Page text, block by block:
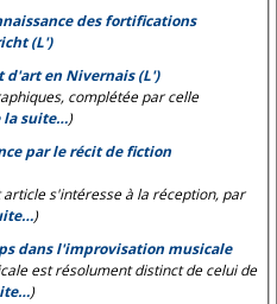
des fortifications
urbaines : l'exemple de Maastricht (L')
d'art en Nivernais (L')
complétée par celle
la suite…)
par le récit de fiction
s'intéresse à la réception, par
)
dans l'improvisation musicale
est résolument distinct de celui de
)